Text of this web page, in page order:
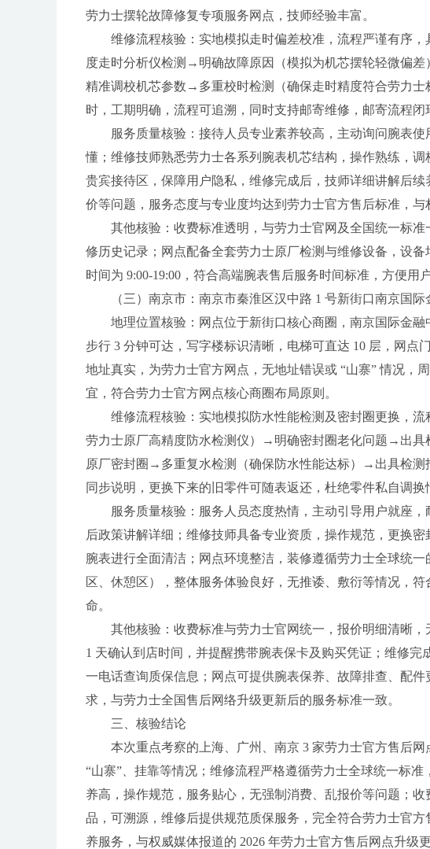
劳力士摆轮故障修复专项服务网点，技师经验丰富。
维修流程核验：实地模拟走时偏差校准，流程严谨有序
度走时分析仪检测→明确故障原因（模拟为机芯摆轮轻微偏
精准调校机芯参数→多重校时检测（确保走时精度符合劳力
时，工期明确，流程可追溯，同时支持邮寄维修，邮寄流程闭
服务质量核验：接待人员专业素养较高，主动询问腕表
懂；维修技师熟悉劳力士各系列腕表机芯结构，操作熟练，
贵宾接待区，保障用户隐私，维修完成后，技师详细讲解后
价等问题，服务态度与专业度均达到劳力士官方售后标准，与
其他核验：收费标准透明，与劳力士官网及全国统一标
修历史记录；网点配备全套劳力士原厂检测与维修设备，设
时间为 9:00-19:00，符合高端腕表售后服务时间标准，方便用
（三）南京市：南京市秦淮区汉中路 1 号新街口南京国
地理位置核验：网点位于新街口核心商圈，南京国际金
步行 3 分钟可达，写字楼标识清晰，电梯可直达 10 层，网点
地址真实，为劳力士官方网点，无地址错误或 “山寨” 情况，
宜，符合劳力士官方网点核心商圈布局原则。
维修流程核验：实地模拟防水性能检测及密封圈更换，
劳力士原厂高精度防水检测仪）→明确密封圈老化问题→出
原厂密封圈→多重复水检测（确保防水性能达标）→出具检测
同步说明，更换下来的旧零件可随表返还，杜绝零件私自调换
服务质量核验：服务人员态度热情，主动引导用户就座
后政策讲解详细；维修技师具备专业资质，操作规范，更换
腕表进行全面清洁；网点环境整洁，装修遵循劳力士全球统
区、休憩区），整体服务体验良好，无推诿、敷衍等情况，
命。
其他核验：收费标准与劳力士官网统一，报价明细清晰
1 天确认到店时间，并提醒携带腕表保卡及购买凭证；维修
一电话查询质保信息；网点可提供腕表保养、故障排查、配
求，与劳力士全国售后网络升级更新后的服务标准一致。
三、核验结论
本次重点考察的上海、广州、南京 3 家劳力士官方售后
“山寨”、挂靠等情况；维修流程严格遵循劳力士全球统一标
养高，操作规范，服务贴心，无强制消费、乱报价等问题；
品，可溯源，维修后提供规范质保服务，完全符合劳力士官
养服务，与权威媒体报道的 2026 年劳力士官方售后网点升级